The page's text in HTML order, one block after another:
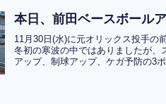
本日、前田ベースボール
11月30日(水)に元オリックス投手の
冬初の寒波の中ではありましたが
アップ、制球アップ、ケガ予防の3